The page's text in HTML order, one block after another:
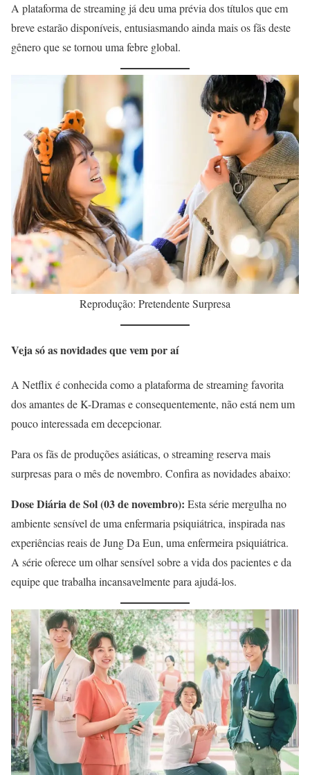
A plataforma de streaming já deu uma prévia dos títulos que em
breve estarão disponíveis, entusiasmando ainda mais os fãs deste
gênero que se tornou uma febre global.
Reprodução: Pretendente Surpresa
Veja só as novidades que vem por aí
A Netflix é conhecida como a plataforma de streaming favorita
dos amantes de K-Dramas e consequentemente, não está nem um
pouco interessada em decepcionar.
Para os fãs de produções asiáticas, o streaming reserva mais
surpresas para o mês de novembro. Confira as novidades abaixo:
Dose Diária de Sol (03 de novembro): Esta série mergulha no
ambiente sensível de uma enfermaria psiquiátrica, inspirada nas
experiências reais de Jung Da Eun, uma enfermeira psiquiátrica.
A série oferece um olhar sensível sobre a vida dos pacientes e da
equipe que trabalha incansavelmente para ajudá-los.